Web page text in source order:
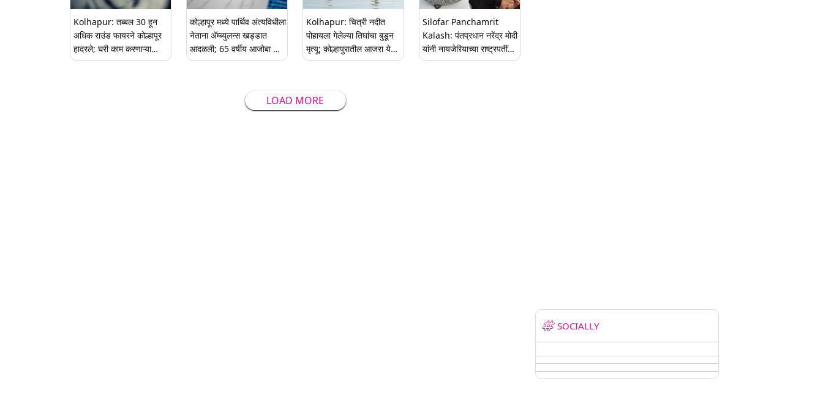
Kolhapur: तब्बल 30 हून
अधिक राउंड फायरने कोल्हापूर
हादरले; घरी काम करणाऱ्या
महिलेच्या 13 वर्षांच्या मुलाने
कोल्हापूर मध्ये पार्थिव अंत्यविधीला
नेताना अ‍ॅम्ब्युलन्स खड्डात
आदळली; 65 वर्षीय आजोबा झाले
पुन्हा जीवंत
Kolhapur: चित्री नदीत
पोहायला गेलेल्या तिघांचा बुडून
मृत्यू; कोल्हापुरातील आजरा येथील
घटना
Silofar Panchamrit
Kalash: पंतप्रधान नरेंद्र मोदी
यांनी नायजेरियाच्या राष्ट्रपतींना
भेट दिला कोल्हापूरचा पंचामृत
LOAD MORE
SOCIALLY